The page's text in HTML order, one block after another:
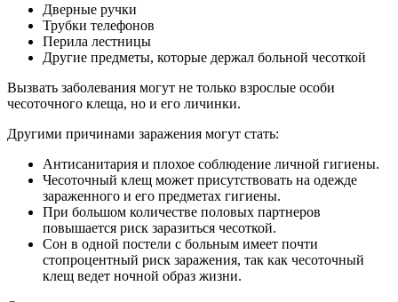
Дверные ручки
Трубки телефонов
Перила лестницы
Другие предметы, которые держал больной чесоткой
Вызвать заболевания могут не только взрослые особи
чесоточного клеща, но и его личинки.
Другими причинами заражения могут стать:
Антисанитария и плохое соблюдение личной гигиены.
Чесоточный клещ может присутствовать на одежде
зараженного и его предметах гигиены.
При большом количестве половых партнеров
повышается риск заразиться чесоткой.
Сон в одной постели с больным имеет почти
стопроцентный риск заражения, так как чесоточный
клещ ведет ночной образ жизни.